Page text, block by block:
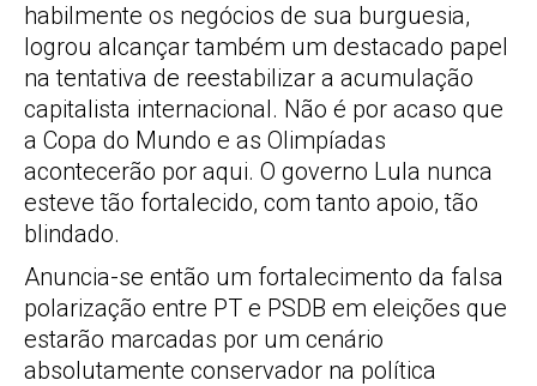
habilmente os negócios de sua burguesia,
logrou alcançar também um destacado papel
na tentativa de reestabilizar a acumulação
capitalista internacional. Não é por acaso que
a Copa do Mundo e as Olimpíadas
acontecerão por aqui. O governo Lula nunca
esteve tão fortalecido, com tanto apoio, tão
blindado.
Anuncia-se então um fortalecimento da falsa
polarização entre PT e PSDB em eleições que
estarão marcadas por um cenário
absolutamente conservador na política